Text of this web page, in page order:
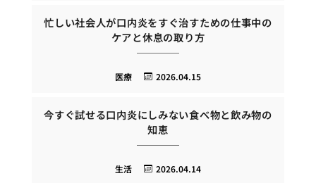
忙しい社会人が口内炎をすぐ治すための仕事中の
ケアと休息の取り方
2026.04.15
医療
今すぐ試せる口内炎にしみない食べ物と飲み物の
知恵
2026.04.14
生活